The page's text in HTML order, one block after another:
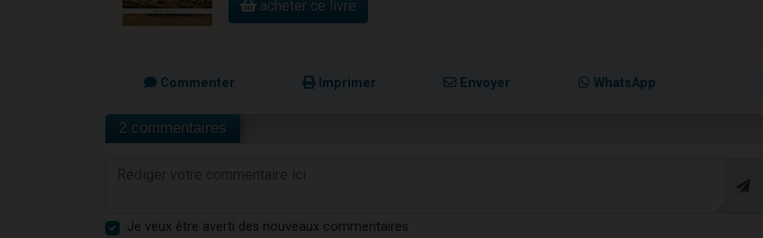
acheter ce livre
Commenter Imprimer Envoyer WhatsApp
2 commentaires
Je veux être averti des nouveaux commentaires